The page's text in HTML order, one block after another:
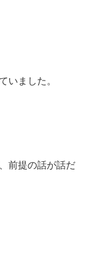
いました。
前提の話が話だ